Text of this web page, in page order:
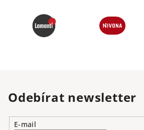
d
a
v
k
y
Odebírat newsletter
E-mail